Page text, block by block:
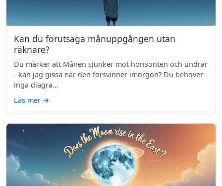
Kan du förutsäga månuppgången utan
räknare?
Du märker att Månen sjunker mot horisonten och undrar
- kan jag gissa när den försvinner imorgon? Du behöver
inga diagra...
Läs mer →